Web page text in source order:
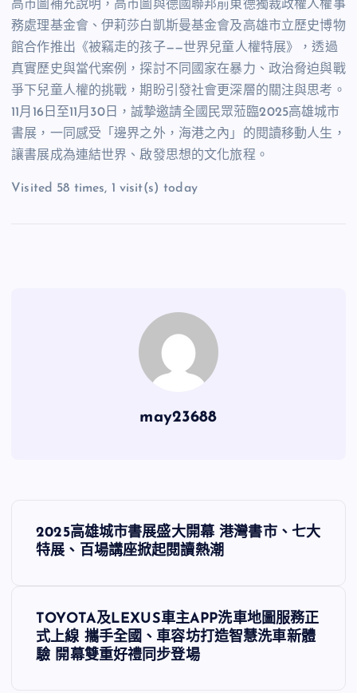
高市圖補充說明，高市圖與德國聯邦前東德獨裁政權人權事
務處理基金會、伊莉莎白凱斯曼基金會及高雄市立歷史博物
館合作推出《被竊走的孩子——世界兒童人權特展》，透過
真實歷史與當代案例，探討不同國家在暴力、政治脅迫與戰
爭下兒童人權的挑戰，期盼引發社會更深層的關注與思考。
11月16日至11月30日，誠摯邀請全國民眾蒞臨2025高雄城市
書展，一同感受「邊界之外，海港之內」的閱讀移動人生，
讓書展成為連結世界、啟發思想的文化旅程。
Visited 58 times, 1 visit(s) today
may23688
文
章
覽
2025高雄城市書展盛大開幕 港灣書市、七大
特展、百場講座掀起閱讀熱潮
TOYOTA及LEXUS車主APP洗車地圖服務正
式上線 攜手全國、車容坊打造智慧洗車新體
驗 開幕雙重好禮同步登場